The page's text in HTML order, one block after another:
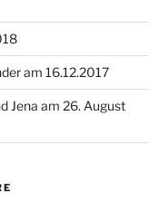
am 16.12.2017
Jena am 26. August